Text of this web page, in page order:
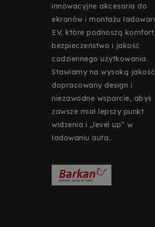
innowacyjne akcesoria do
ekranów i montażu
EV, które podnoszą komfort,
bezpieczeństwo i jakość
codziennego użytkowania.
Stawiamy na wysoką
dopracowany design i
niezawodne wsparcie, abyś
zawsze miał lepszy punkt
widzenia i „level up” w
ładowaniu auta..